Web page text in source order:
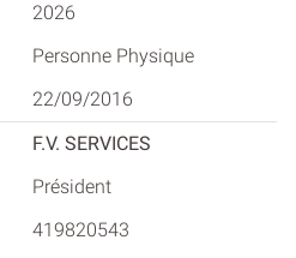
2026
Personne Physique
22/09/2016
F.V. SERVICES
Président
419820543